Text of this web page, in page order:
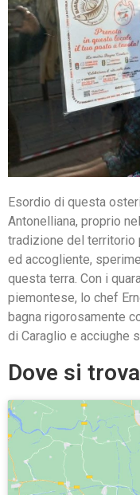
Esordio di questa
Antonelliana, proprio
tradizione del territorio
ed accogliente,
questa terra. Con i
piemontese, lo chef
bagna rigorosamente
di Caraglio e acciughe
Dove si